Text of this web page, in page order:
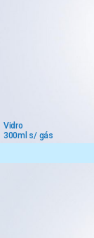
Vidro
300ml s/ gás